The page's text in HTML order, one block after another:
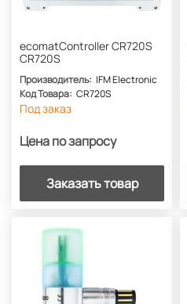
ecomatController CR720S
CR720S
Производитель: IFM Electronic
Код Товара: CR720S
Под заказ
Цена по запросу
Заказать товар